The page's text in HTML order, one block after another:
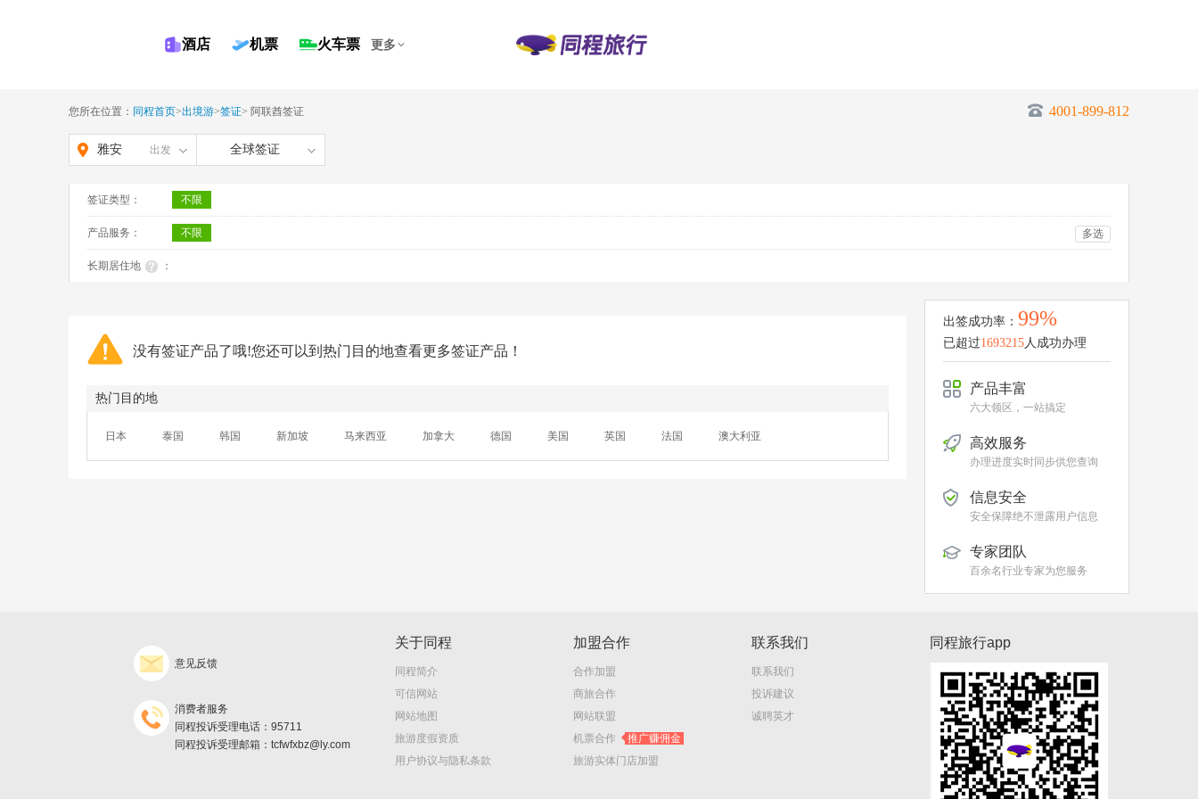
酒店 机票 火车票 更多
您所在位置： 同程首页>出境游>签证> 阿联酋签证 4001-899-812
雅安 出发 全球签证
签证类型： 不限
产品服务： 不限 多选
长期居住地 ：
没有签证产品了哦!您还可以到热门目的地查看更多签证产品！
热门目的地
日本 泰国 韩国 新加坡 马来西亚 加拿大 德国 美国 英国 法国 澳大利亚
出签成功率： 99%
已超过1693215人成功办理
产品丰富
六大领区，一站搞定
高效服务
办理进度实时同步供您查询
信息安全
安全保障绝不泄露用户信息
专家团队
百余名行业专家为您服务
意见反馈
消费者服务
同程投诉受理电话：95711
同程投诉受理邮箱：tcfwfxbz@ly.com
关于同程
同程简介
可信网站
网站地图
旅游度假资质
用户协议与隐私条款
加盟合作
合作加盟
商旅合作
网站联盟
机票合作
推广赚佣金
旅游实体门店加盟
联系我们
联系我们
投诉建议
诚聘英才
同程旅行app